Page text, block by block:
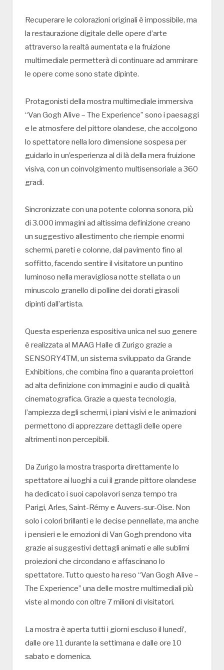
Recuperare le colorazioni originali è impossibile, ma
la restaurazione digitale delle opere d’arte
attraverso la realtà aumentata e la fruizione
multimediale permetterà di continuare ad ammirare
le opere come sono state dipinte.
Protagonisti della mostra multimediale immersiva
“Van Gogh Alive – The Experience” sono i paesaggi
e le atmosfere del pittore olandese, che accolgono
lo spettatore nella loro dimensione sospesa per
guidarlo in un’esperienza al di là della mera fruizione
visiva, con un coinvolgimento multisensoriale a 360
gradi.
Sincronizzate con una potente colonna sonora, più̀
di 3.000 immagini ad altissima definizione creano
un suggestivo allestimento che riempie enormi
schermi, pareti e colonne, dal pavimento fino al
soffitto, facendo sentire il visitatore un puntino
luminoso nella meravigliosa notte stellata o un
minuscolo granello di polline dei dorati girasoli
dipinti dall’artista.
Questa esperienza espositiva unica nel suo genere
è realizzata al MAAG Halle di Zurigo grazie a
SENSORY4TM, un sistema sviluppato da Grande
Exhibitions, che combina fino a quaranta proiettori
ad alta definizione con immagini e audio di qualità̀
cinematografica. Grazie a questa tecnologia,
l’ampiezza degli schermi, i piani visivi e le animazioni
permettono di apprezzare dettagli delle opere
altrimenti non percepibili.
Da Zurigo la mostra trasporta direttamente lo
spettatore ai luoghi a cui il grande pittore olandese
ha dedicato i suoi capolavori senza tempo tra
Parigi, Arles, Saint-Rémy e Auvers-sur-Oise. Non
solo i colori brillanti e le decise pennellate, ma anche
i pensieri e le emozioni di Van Gogh prendono vita
grazie ai suggestivi dettagli animati e alle sublimi
proiezioni che circondano e affascinano lo
spettatore. Tutto questo ha reso “Van Gogh Alive –
The Experience” una delle mostre multimediali più̀
viste al mondo con oltre 7 milioni di visitatori.
La mostra è aperta tutti i giorni escluso il lunedì’,
dalle ore 11 durante la settimana e dalle ore 10
sabato e domenica.